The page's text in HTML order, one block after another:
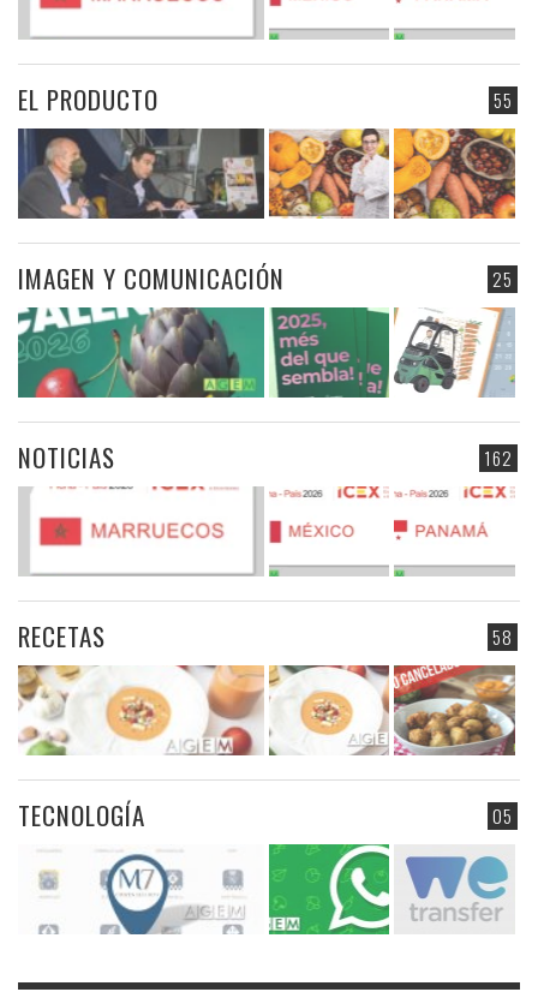
55
EL PRODUCTO
25
IMAGEN Y COMUNICACIÓN
162
NOTICIAS
58
RECETAS
05
TECNOLOGÍA